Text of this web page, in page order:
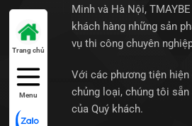
Minh và Hà Nội,
khách hàng những sản
vụ thi công chuyên
Với các phương tiện hiện
chủng loại, chúng tôi
của Quý khách.
Trang chủ
Menu